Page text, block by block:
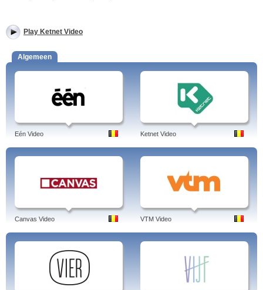
Play Ketnet Video
Algemeen
Eén Video Ketnet Video
Canvas Video VTM Video